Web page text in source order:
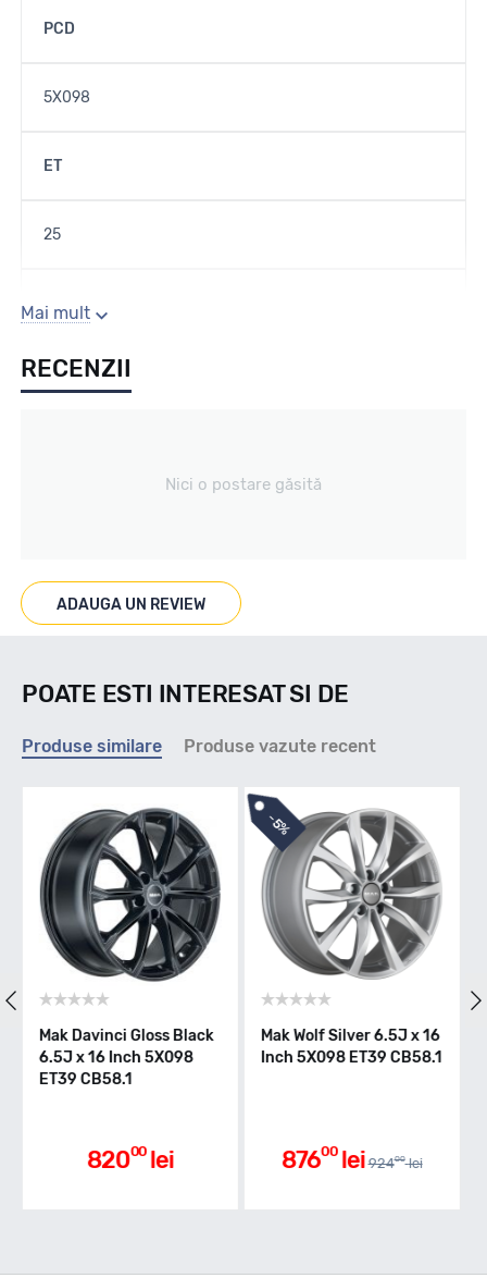
PCD
5X098
ET
25
Gaura centrala
58.1
Se poate cumpara doar la set de 4 buc! Kit montaj GRATUIT
in caz ca este nevoie!
Mai mult
RECENZII
Nici o postare găsită
ADAUGA UN REVIEW
POATE ESTI INTERESAT SI DE
Produse similare Produse vazute recent
Black
5X098
-
5%
Mak Wolf Silver 6.5J x 16
Inch 5X098 ET39 CB58.1
876 lei
Mak Davinci
6.5J x 16 Inch
897